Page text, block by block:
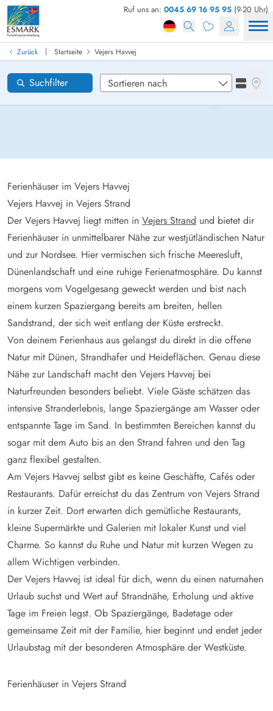
Ruf uns an: 0045 69 16 95 95 (9-20 Uhr)
Zurück | Startseite Vejers Havvej
Vejers Havvej
Ferienhäuser im Vejers Havvej
Vejers Havvej in Vejers Strand
Der Vejers Havvej liegt mitten in Vejers Strand und bietet dir
Ferienhäuser in unmittelbarer Nähe zur westjütländischen Natur
und zur Nordsee. Hier vermischen sich frische Meeresluft,
Dünenlandschaft und eine ruhige Ferienatmosphäre. Du kannst
morgens vom Vogelgesang geweckt werden und bist nach
einem kurzen Spaziergang bereits am breiten, hellen
Sandstrand, der sich weit entlang der Küste erstreckt.
Von deinem Ferienhaus aus gelangst du direkt in die offene
Natur mit Dünen, Strandhafer und Heideflächen. Genau diese
Nähe zur Landschaft macht den Vejers Havvej bei
Naturfreunden besonders beliebt. Viele Gäste schätzen das
intensive Stranderlebnis, lange Spaziergänge am Wasser oder
entspannte Tage im Sand. In bestimmten Bereichen kannst du
sogar mit dem Auto bis an den Strand fahren und den Tag
ganz flexibel gestalten.
Am Vejers Havvej selbst gibt es keine Geschäfte, Cafés oder
Restaurants. Dafür erreichst du das Zentrum von Vejers Strand
in kurzer Zeit. Dort erwarten dich gemütliche Restaurants,
kleine Supermärkte und Galerien mit lokaler Kunst und viel
Charme. So kannst du Ruhe und Natur mit kurzen Wegen zu
allem Wichtigen verbinden.
Der Vejers Havvej ist ideal für dich, wenn du einen naturnahen
Urlaub suchst und Wert auf Strandnähe, Erholung und aktive
Tage im Freien legst. Ob Spaziergänge, Badetage oder
gemeinsame Zeit mit der Familie, hier beginnt und endet jeder
Urlaubstag mit der besonderen Atmosphäre der Westküste.
Ferienhäuser in Vejers Strand
Suchfilter
Ferienhaus in Dänemark finden
Anreise
Gebiete